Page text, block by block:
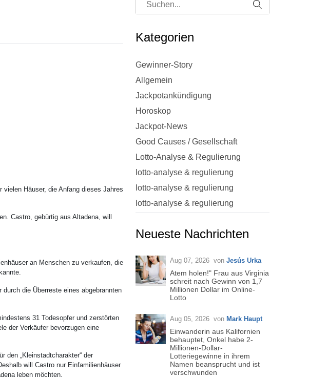
vielen Häuser, die Anfang dieses Jahres
Castro, gebürtig aus Altadena, will
an Menschen zu verkaufen, die
die Überreste eines abgebrannten
31 Todesopfer und zerstörten
der Verkäufer bevorzugen eine
den „Kleinstadtcharakter“ der
will Castro nur Einfamilienhäuser
leben möchten.
Kategorien
Gewinner-Story
Allgemein
Jackpotankündigung
Horoskop
Jackpot-News
Good Causes / Gesellschaft
Lotto-Analyse & Regulierung
lotto-analyse & regulierung
lotto-analyse & regulierung
lotto-analyse & regulierung
Neueste Nachrichten
Aug 07, 2026 von Jesús Urka
Atem holen!" Frau aus Virginia
schreit nach Gewinn von 1,7
Millionen Dollar im Online-
Lotto
Aug 05, 2026 von Mark Haupt
Einwanderin aus Kalifornien
behauptet, Onkel habe 2-
Millionen-Dollar-
Lotteriegewinne in ihrem
Namen beansprucht und ist
verschwunden